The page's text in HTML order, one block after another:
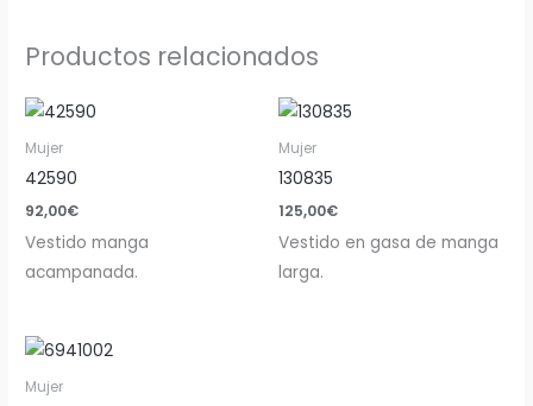
Productos relacionados
Mujer
42590
92,00€
Vestido manga
acampanada.
Mujer
130835
125,00€
Vestido en gasa de manga
larga.
Mujer